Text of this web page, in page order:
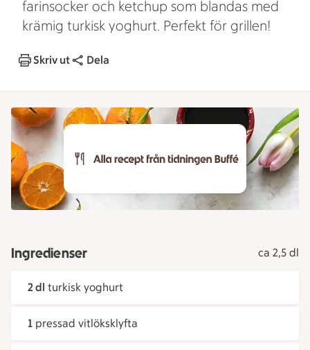
farinsocker och ketchup som blandas med
krämig turkisk yoghurt. Perfekt för grillen!
Skriv ut Dela
Ingredienser ca 2,5 dl
2 dl turkisk yoghurt
1 pressad vitlöksklyfta